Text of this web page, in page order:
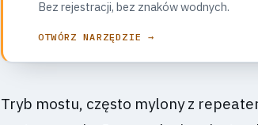
Bez rejestracji, bez znaków wodnych.
OTWÓRZ NARZĘDZIE →
Tryb mostu, często mylony z